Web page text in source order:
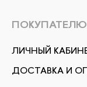
ПОКУПАТЕЛЮ
ЛИЧНЫЙ
ДОСТАВКА И